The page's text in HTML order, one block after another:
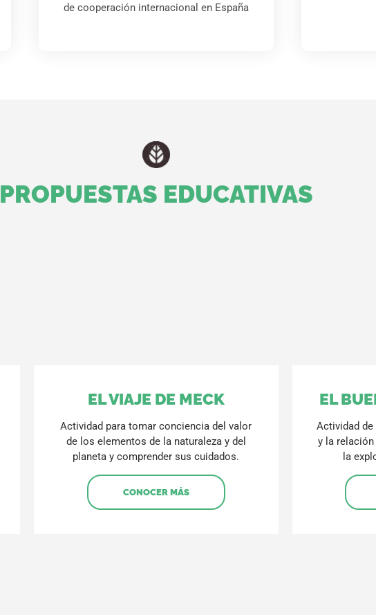
de cooperación internacional en España
PROPUESTAS EDUCATIVAS
EL VIAJE DE MECK
Actividad para tomar conciencia del valor
de los elementos de la naturaleza y del
planeta y comprender sus cuidados.
CONOCER MÁS
EL
Actividad
y la
la